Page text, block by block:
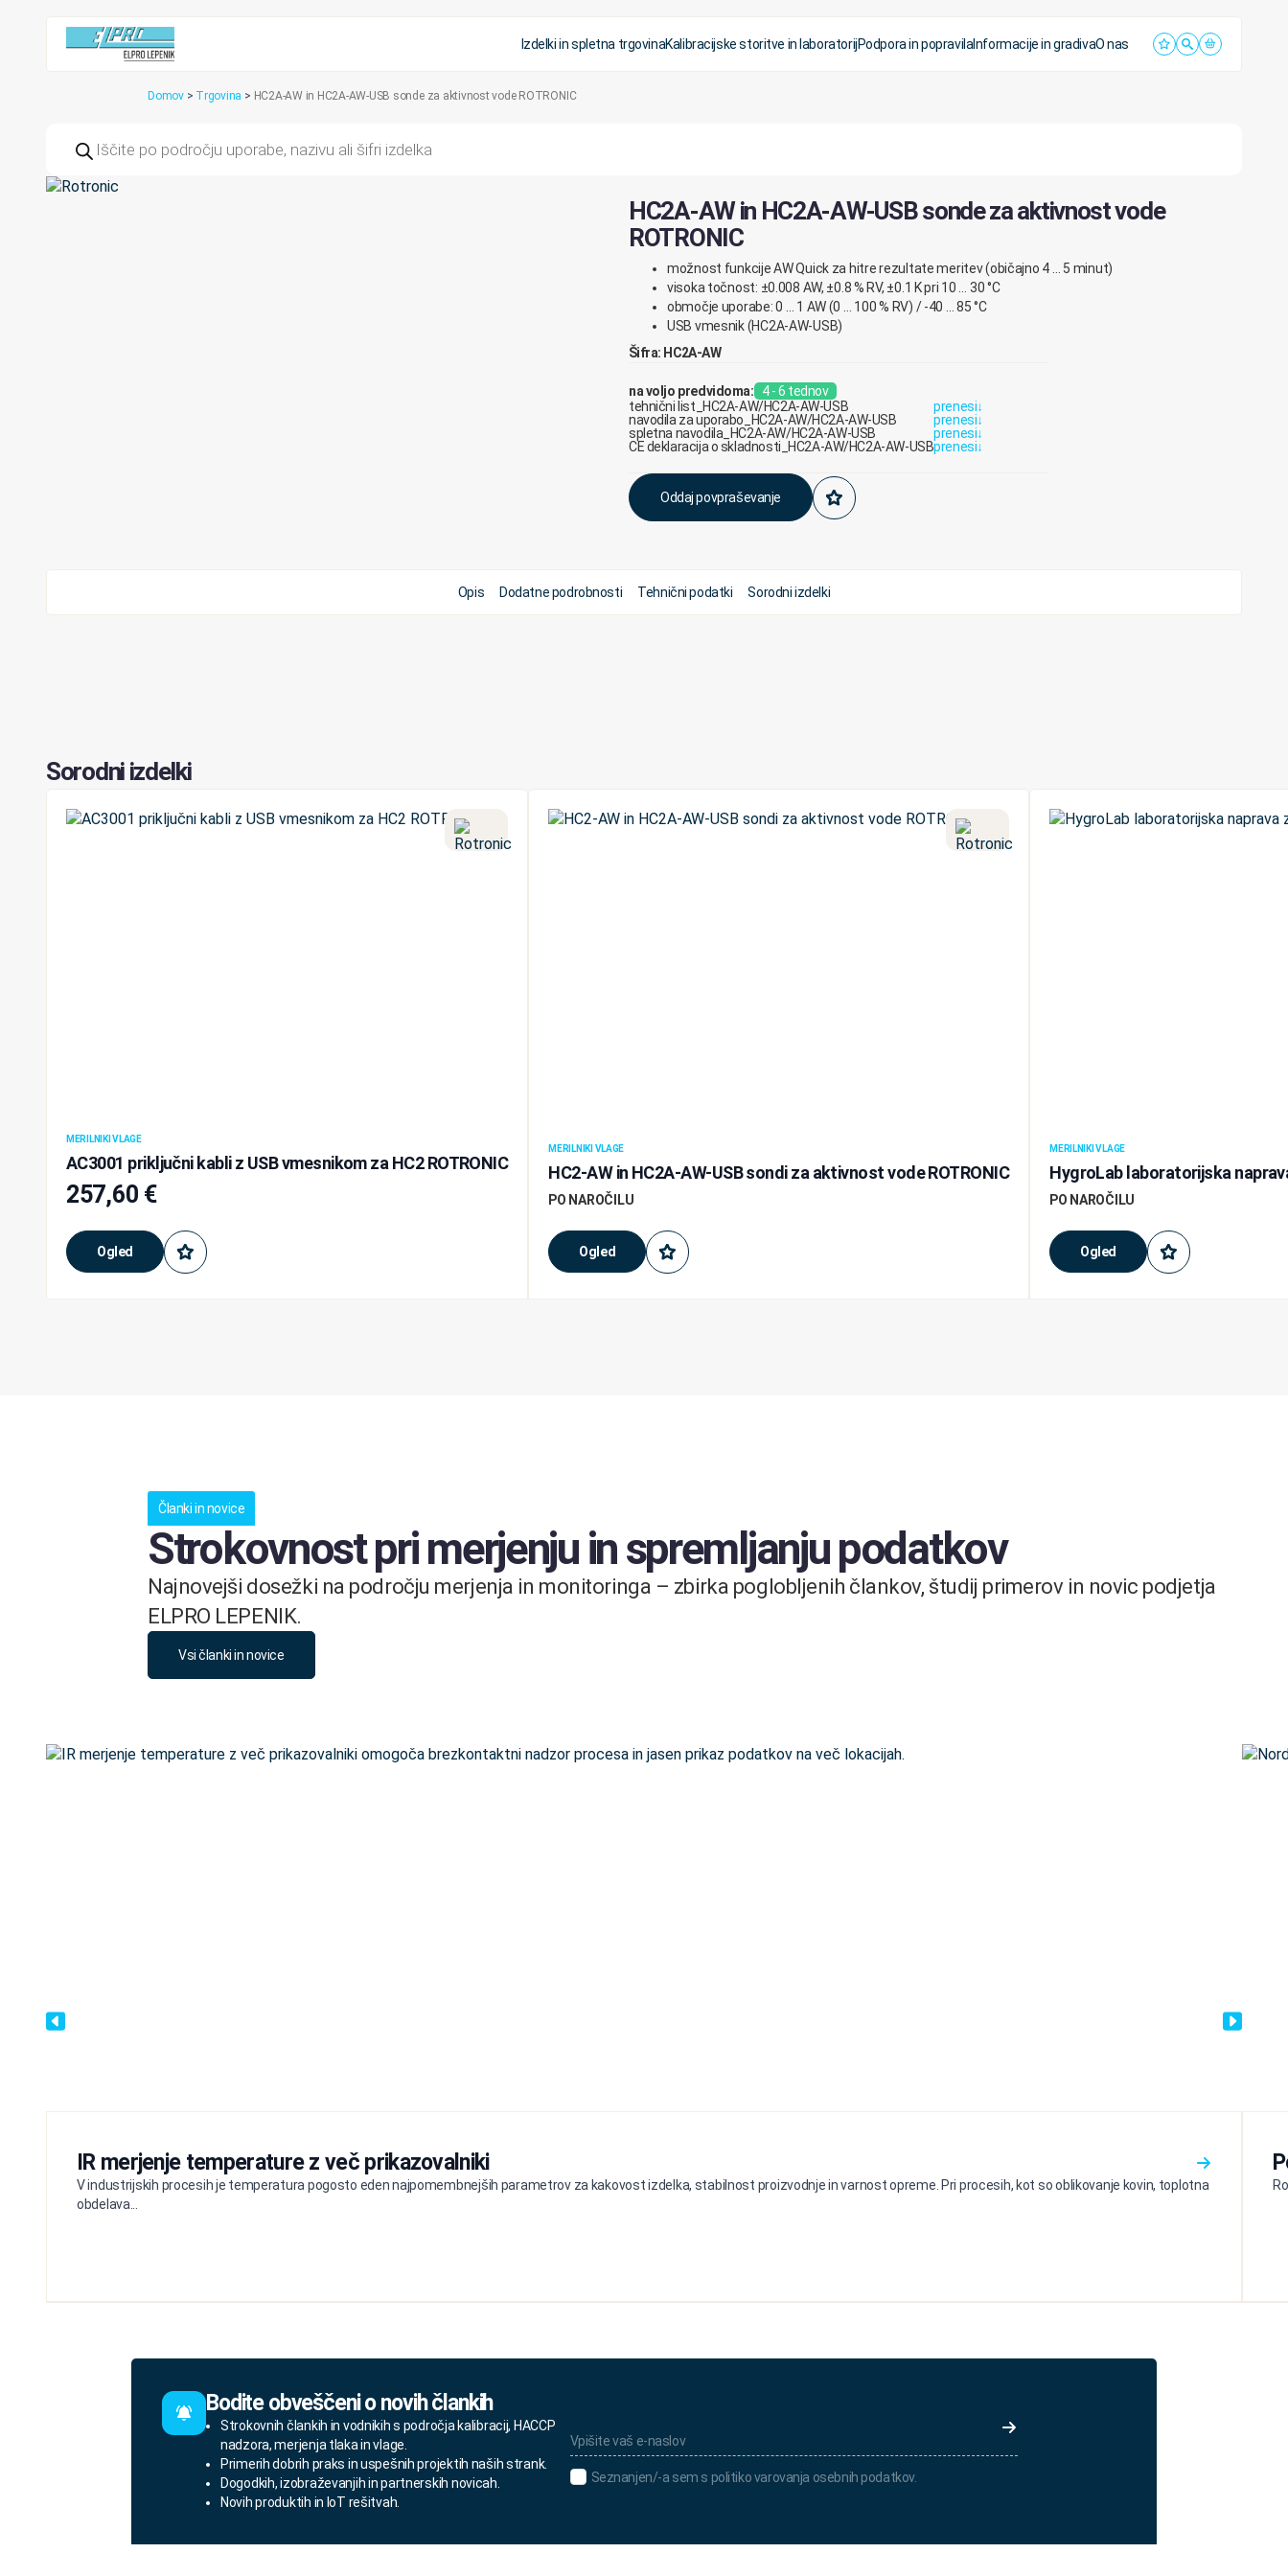
Izdelki in spletna trgovinaKalibracijske storitve in laboratorijPodpora in popravilaInformacije in gradivaO nas
Domov > Trgovina > HC2A-AW in HC2A-AW-USB sonde za aktivnost vode ROTRONIC
search
HC2A-AW in HC2A-AW-USB sonde za aktivnost vode
ROTRONIC
možnost funkcije AW Quick za hitre rezultate meritev (običajno 4 … 5 minut)
visoka točnost: ±0.008 AW, ±0.8 % RV, ±0.1 K pri 10 … 30 °C
območje uporabe: 0 … 1 AW (0 … 100 % RV) / -40 … 85 °C
USB vmesnik (HC2A-AW-USB)
Šifra: HC2A-AW
na voljo predvidoma:
4 - 6 tednov
tehnični list_HC2A-AW/HC2A-AW-USB
prenesi↓
navodila za uporabo_HC2A-AW/HC2A-AW-USB
prenesi↓
spletna navodila_HC2A-AW/HC2A-AW-USB
prenesi↓
CE deklaracija o skladnosti_HC2A-AW/HC2A-AW-USBprenesi↓
Oddaj povpraševanje
Opis Dodatne podrobnosti Tehnični podatki Sorodni izdelki
Sorodni izdelki
MERILNIKI VLAGE
AC3001 priključni kabli z USB vmesnikom za HC2 ROTRONIC
Ogled
257,60 €
MERILNIKI VLAGE
HC2-AW in HC2A-AW-USB sondi za aktivnost vode ROTRONIC
Ogled
PO NAROČILU
MERILNIKI VLAGE
HygroLab laboratorijska
Ogled
PO NAROČILU
Članki in novice
Strokovnost pri merjenju in spremljanju podatkov
Najnovejši dosežki na področju merjenja in monitoringa – zbirka poglobljenih člankov, študij primerov in novic podjetja
ELPRO LEPENIK.
Vsi članki in novice
IR merjenje temperature z več prikazovalniki
V industrijskih procesih je temperatura pogosto eden najpomembnejših parametrov za kakovost izdelka, stabilnost proizvodnje in varnost opreme. Pri procesih, kot so oblikovanje kovin, toplotna
obdelava...
Bodite obveščeni o novih člankih
Strokovnih člankih in vodnikih s področja kalibracij, HACCP
nadzora, merjenja tlaka in vlage.
Primerih dobrih praks in uspešnih projektih naših strank.
Dogodkih, izobraževanjih in partnerskih novicah.
Novih produktih in IoT rešitvah.
vaš
e-
naslov
*
Seznanjen/-
Seznanjen/-a sem s politiko varovanja osebnih podatkov.